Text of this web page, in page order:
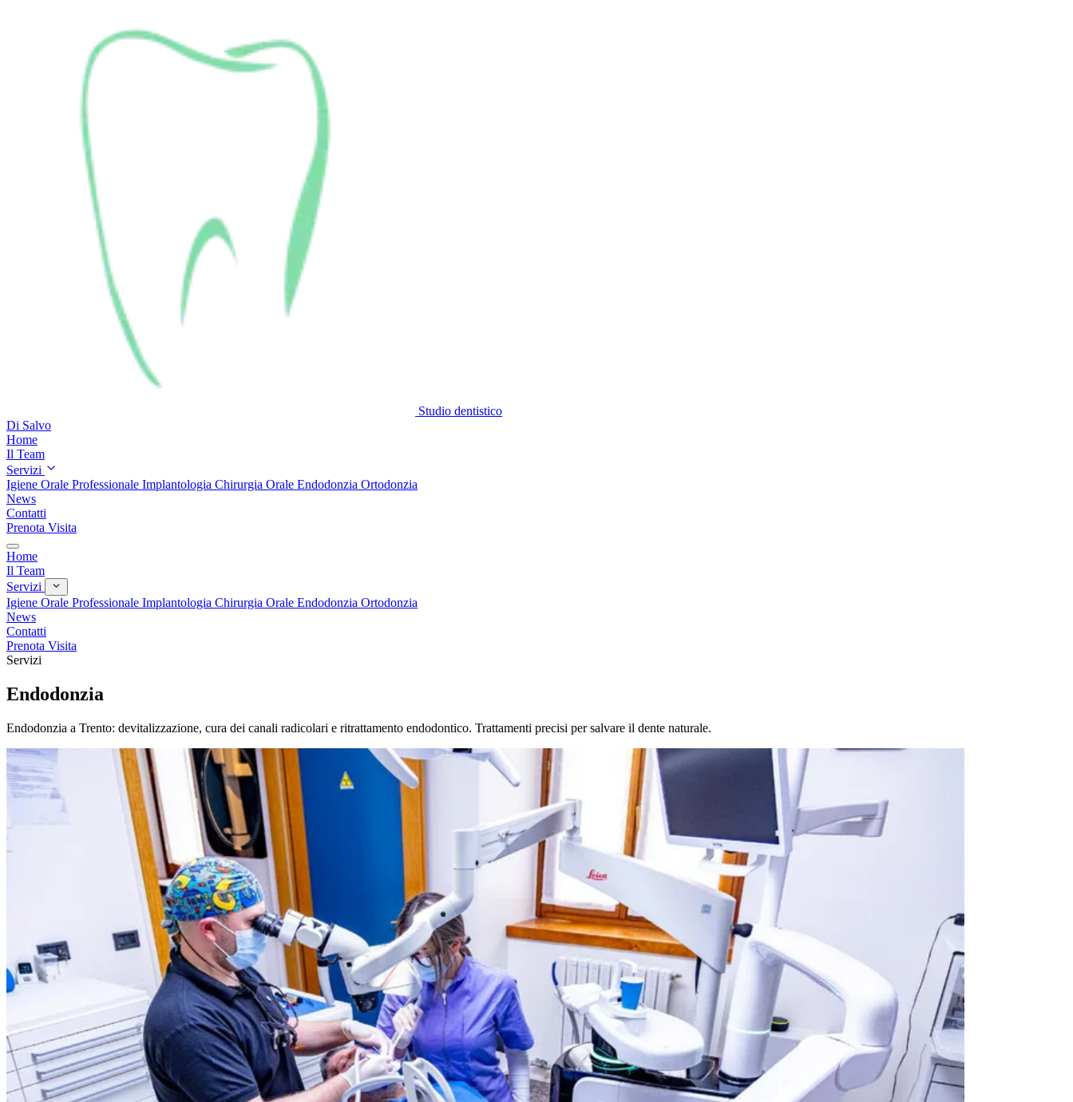
Studio dentistico
Di Salvo
Home
Il Team
Servizi
Igiene Orale Professionale Implantologia Chirurgia Orale Endodonzia Ortodonzia
News
Contatti
Prenota Visita
Home
Il Team
Servizi
Igiene Orale Professionale Implantologia Chirurgia Orale Endodonzia Ortodonzia
News
Contatti
Prenota Visita
Servizi
Endodonzia
Endodonzia a Trento: devitalizzazione, cura dei canali radicolari e ritrattamento endodontico. Trattamenti precisi per salvare il dente naturale.